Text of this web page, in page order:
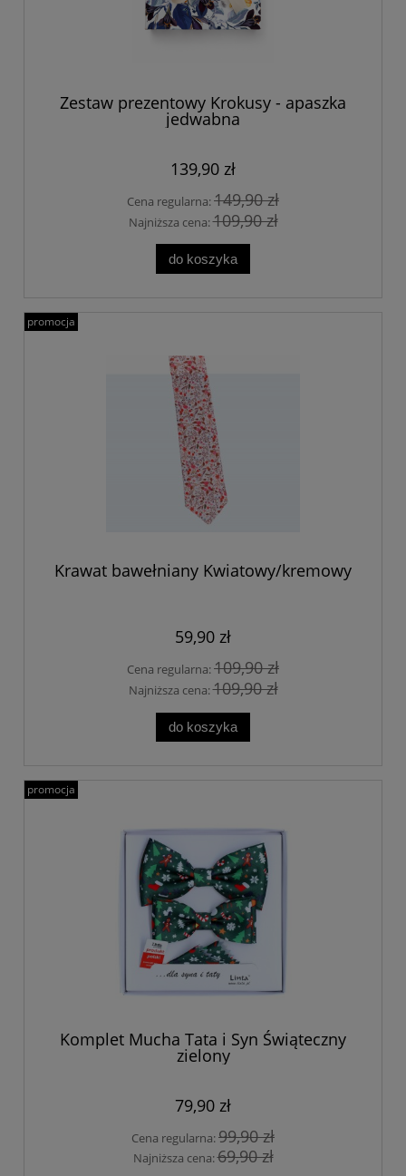
Zestaw prezentowy Krokusy - apaszka
jedwabna
139,90 zł
Cena regularna:149,90 zł
Najniższa cena:109,90 zł
do koszyka
Krawat bawełniany Kwiatowy/kremowy
59,90 zł
Cena regularna:109,90 zł
Najniższa cena:109,90 zł
do koszyka
promocja
Komplet Mucha Tata i Syn Świąteczny
zielony
79,90 zł
Cena regularna:99,90 zł
Najniższa cena:69,90 zł
promocja